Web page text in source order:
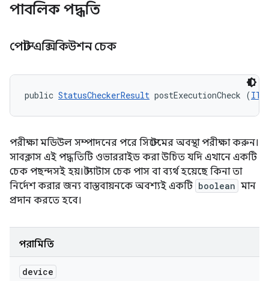
পাবলিক পদ্ধতি
পোস্ট এক্সিকিউশন চেক
public StatusCheckerResult postExecutionCheck (
পরীক্ষা মডিউল সম্পাদনের পরে সিস্টেমের অবস্থা পরীক্ষা করুন।
সাবক্লাস এই পদ্ধতিটি ওভাররাইড করা উচিত যদি এখানে একটি
চেক পছন্দসই হয়। স্ট্যাটাস চেক পাস বা ব্যর্থ হয়েছে কিনা তা
নির্দেশ করার জন্য বাস্তবায়নকে অবশ্যই একটি boolean মান
প্রদান করতে হবে।
পরামিতি
device